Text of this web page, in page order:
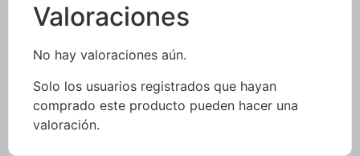
Valoraciones
No hay valoraciones aún.
Solo los usuarios registrados que hayan
comprado este producto pueden hacer una
valoración.